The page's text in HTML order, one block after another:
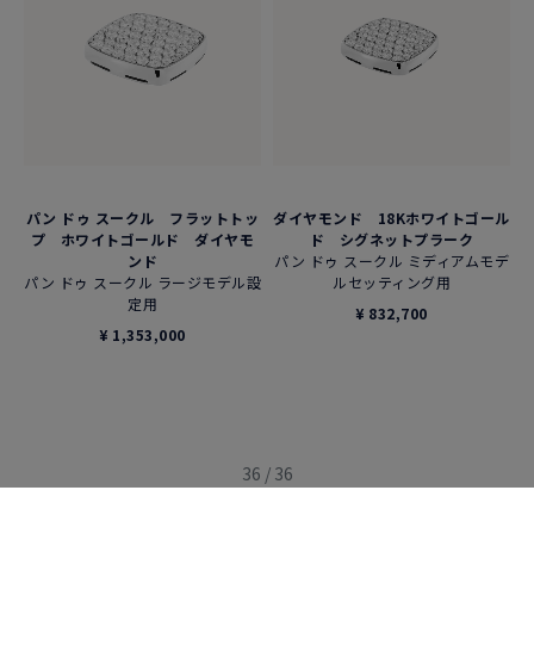
パン ドゥ スークル フラットトッ
プ ホワイトゴールド ダイヤモ
ンド
パン ドゥ スークル ラージモデル設
定用
¥ 1,353,000
ダイヤモンド 18Kホワイトゴール
ド シグネットプラーク
パン ドゥ スークル ミディアムモデ
ルセッティング用
¥ 832,700
36 / 36